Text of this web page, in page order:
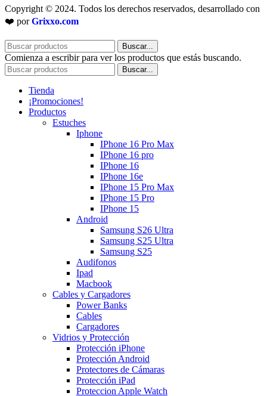
Copyright © 2024. Todos los derechos reservados, desarrollado con
❤️ porGrixxo.com
Buscar...
Comienza a escribir para ver los productos que estás buscando.
Buscar...
Tienda
¡Promociones!
Productos
Estuches
Iphone
IPhone 16 Pro Max
IPhone 16 pro
IPhone 16
IPhone 16e
IPhone 15 Pro Max
IPhone 15 Pro
IPhone 15
Android
Samsung S26 Ultra
Samsung S25 Ultra
Samsung S25
Audifonos
Ipad
Macbook
Cables y Cargadores
Power Banks
Cables
Cargadores
Vidrios y Protección
Protección iPhone
Protección Android
Protectores de Cámaras
Protección iPad
Proteccion Apple Watch